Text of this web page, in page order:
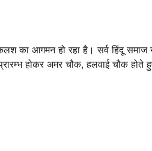
का आगमन‎ हो रहा है। सर्व हिंदू‎
होकर‎ अमर चौक,‎ हलवाई‎ चौक‎ होते